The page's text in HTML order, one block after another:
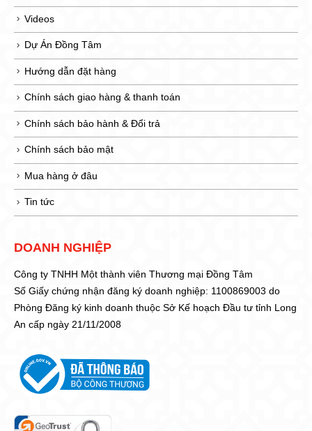
Videos
Dự Án Đồng Tâm
Hướng dẫn đặt hàng
Chính sách giao hàng & thanh toán
Chính sách bảo hành & Đổi trả
Chính sách bảo mật
Mua hàng ở đâu
Tin tức
DOANH NGHIỆP
Công ty TNHH Một thành viên Thương mại Đồng Tâm
Số Giấy chứng nhận đăng ký doanh nghiệp: 1100869003 do
Phòng Đăng ký kinh doanh thuộc Sở Kế hoạch Đầu tư tỉnh Long
An cấp ngày 21/11/2008